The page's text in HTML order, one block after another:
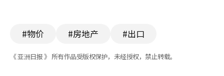
#物价 #房地产 #出口
《 亚洲日报 》 所有作品受版权保护，未经授权，禁止转载。